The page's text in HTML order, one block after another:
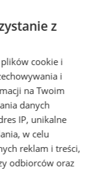
z
cookie i
i
na Twoim
danych
IP, unikalne
w celu
reklam i treści,
odbiorców oraz